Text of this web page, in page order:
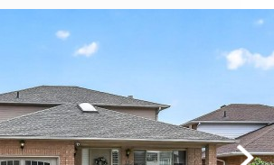
Next